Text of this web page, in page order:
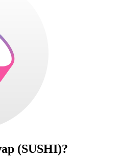
(SUSHI)?